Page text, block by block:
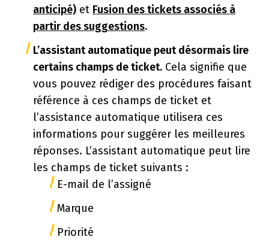
anticipé) et Fusion des tickets associés à
partir des suggestions.
L’assistant automatique peut désormais lire
certains champs de ticket. Cela signifie que
vous pouvez rédiger des procédures faisant
référence à ces champs de ticket et
l’assistance automatique utilisera ces
informations pour suggérer les meilleures
réponses. L’assistant automatique peut lire
les champs de ticket suivants :
E-mail de l’assigné
Marque
Priorité